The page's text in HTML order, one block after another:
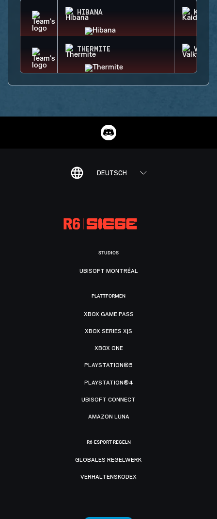
HIBANA KAID
THERMITE
DEUTSCH
STUDIOS
UBISOFT MONTRÉAL
PLATTFORMEN
XBOX GAME PASS
XBOX SERIES X|S
XBOX ONE
PLAYSTATION®5
PLAYSTATION®4
UBISOFT CONNECT
AMAZON LUNA
R6-ESPORT-REGELN
GLOBALES REGELWERK
VERHALTENSKODEX